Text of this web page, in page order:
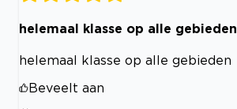
helemaal klasse op alle gebieden
helemaal klasse op alle gebieden
Beveelt aan